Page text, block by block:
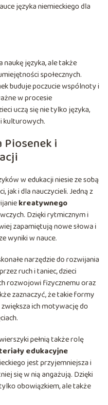
języka niemieckiego dla
języka, ale także
społecznych.
buduje poczucie wspólnoty i
w procesie
uczą się nie tylko języka,
kulturowych.
Piosenek i
w edukacji niesie ze sobą
jak i dla nauczycieli. Jedną z
kreatywnego
Dzięki rytmicznym i
zapamiętują nowe słowa i
wyniki w nauce.
narzędzie do rozwijania
ruch i taniec, dzieci
rozwojowi fizycznemu oraz
zaznaczyć, że takie formy
ich motywację do
pełnią także rolę
edukacyjne
jest przyjemniejsza i
się w nią angażują. Dzięki
obowiązkiem, ale także